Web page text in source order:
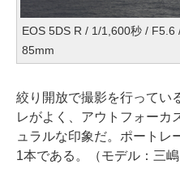
EOS 5DS R / 1/1,600秒 /
85mm
絞り開放で撮影を行ってい
レがよく、アウトフォーカ
ュラルな印象だ。ポートレ
1本である。（モデル：三嶋